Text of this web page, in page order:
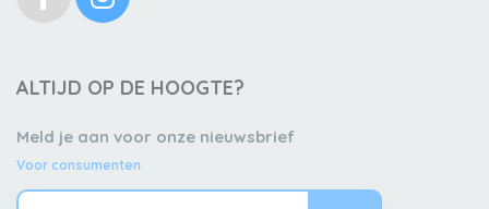
ALTIJD OP DE HOOGTE?
Meld je aan voor onze nieuwsbrief
Voor consumenten